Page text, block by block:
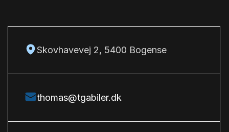
el-soltag
elektrisk parkeringsbremse
Skovhavevej 2, 5400 Bogense
thomas@tgabiler.dk